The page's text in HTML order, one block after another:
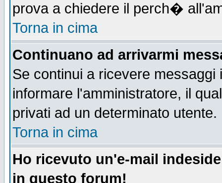
prova a chiedere il perch�
Torna in cima
Continuano ad arrivarmi
Se continui a ricevere
informare l'amministratore, il
privati ad un determinato utente.
Torna in cima
Ho ricevuto un'e-mail
in questo forum!